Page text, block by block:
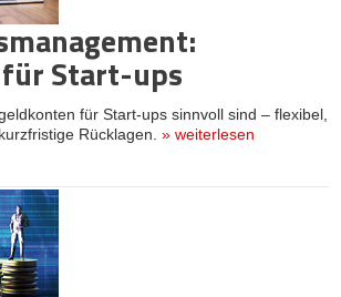
für Start-ups
für Start-ups sinnvoll sind – flexibel,
Rücklagen. » weiterlesen